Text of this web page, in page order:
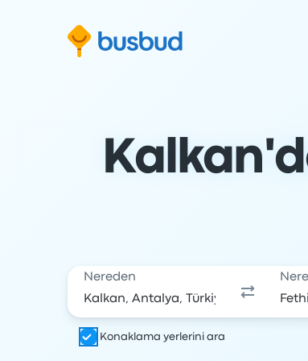
Nereden
Konaklama yerlerini ara